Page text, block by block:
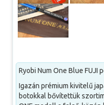
Ryobi Num One Blue FUJI
Igazán prémium kivitelű
botokkal bővítettük